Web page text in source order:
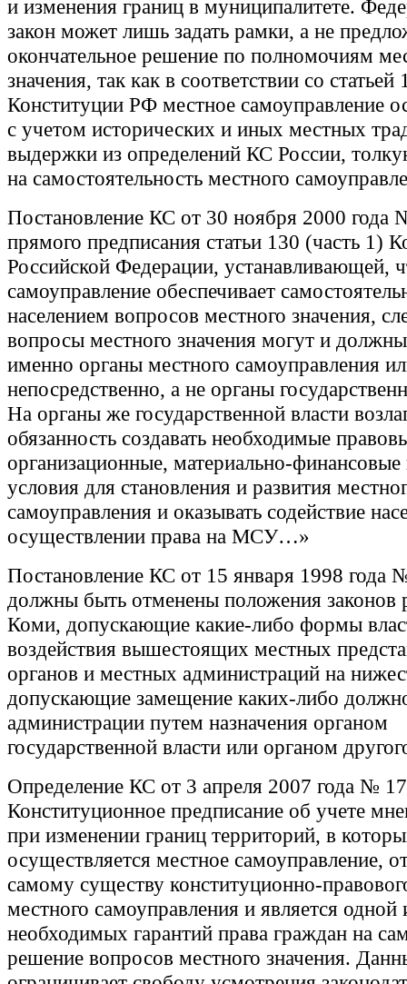
и изменения границ в муниципалитете.
закон может лишь задать рамки, а не
окончательное решение по полномочиям
значения, так как в соответствии со статьей
Конституции РФ местное самоуправление
с учетом исторических и иных местных
выдержки из определений КС России,
на самостоятельность местного
Постановление КС от 30 ноября 2000
прямого предписания статьи 130 (часть 1)
Российской Федерации, устанавливающей,
самоуправление обеспечивает
населением вопросов местного значения,
вопросы местного значения могут и
именно органы местного самоуправления
непосредственно, а не органы
На органы же государственной власти
обязанность создавать необходимые
организационные, материально-финансовые
условия для становления и развития
самоуправления и оказывать содействие
осуществлении права на МСУ…»
Постановление КС от 15 января 1998
должны быть отменены положения законов
Коми, допускающие какие-либо формы
воздействия вышестоящих местных
органов и местных администраций на
допускающие замещение каких-либо
администрации путем назначения органом
государственной власти или органом
Определение КС от 3 апреля 2007 года №
Конституционное предписание об учете
при изменении границ территорий, в
осуществляется местное самоуправление,
самому существу конституционно-
местного самоуправления и является одной
необходимых гарантий права граждан на
решение вопросов местного значения.